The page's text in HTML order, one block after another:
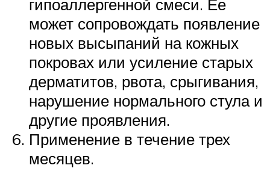
гипоаллергенной смеси. Ее
может сопровождать появление
новых высыпаний на кожных
покровах или усиление старых
дерматитов, рвота, срыгивания,
нарушение нормального стула и
другие проявления.
Применение в течение трех
месяцев.